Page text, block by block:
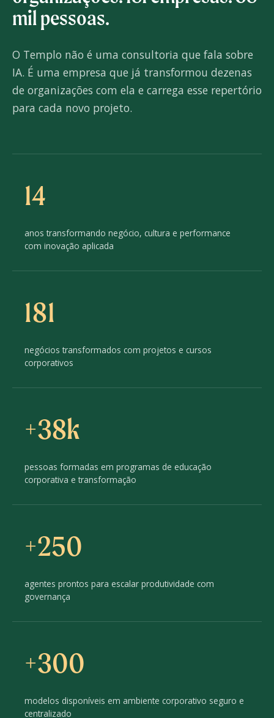
mil pessoas.
O Templo não é uma consultoria que fala sobre
IA. É uma empresa que já transformou dezenas
de organizações com ela e carrega esse repertório
para cada novo projeto.
14
anos transformando negócio, cultura e performance
com inovação aplicada
181
negócios transformados com projetos e cursos
corporativos
+38k
pessoas formadas em programas de educação
corporativa e transformação
+250
agentes prontos para escalar produtividade com
governança
+300
modelos disponíveis em ambiente corporativo seguro e
centralizado